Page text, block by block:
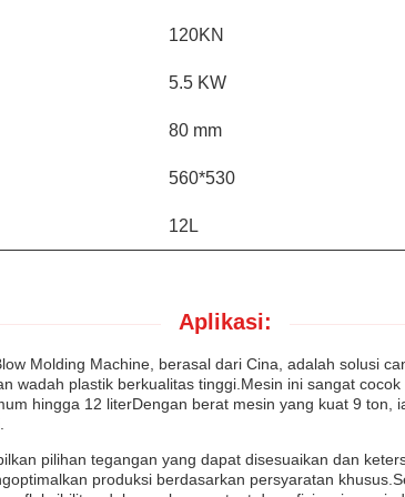
120KN
5.5 KW
80 mm
560*530
12L
Aplikasi:
Molding Machine, berasal dari Cina, adalah solusi
wadah plastik berkualitas tinggi.Mesin ini sangat
hingga 12 literDengan berat mesin yang kuat 9 ton,
pilihan tegangan yang dapat disesuaikan dan
produksi berdasarkan persyaratan